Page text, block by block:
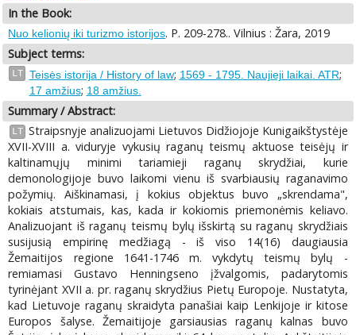
In the Book:
Nuo kelionių iki turizmo istorijos. P. 209-278.. Vilnius : Žara, 2019
Subject terms:
LT Teisės istorija / History of law; 1569 - 1795. Naujieji laikai. ATR;
17 amžius; 18 amžius.
Summary / Abstract:
LT Straipsnyje analizuojami Lietuvos Didžiojoje Kunigaikštystėje
XVII-XVIII a. viduryje vykusių raganų teismų aktuose teisėjų ir
kaltinamųjų minimi tariamieji raganų skrydžiai, kurie
demonologijoje buvo laikomi vienu iš svarbiausių raganavimo
požymių. Aiškinamasi, į kokius objektus buvo „skrendama",
kokiais atstumais, kas, kada ir kokiomis priemonėmis keliavo.
Analizuojant iš raganų teismų bylų išskirtą su raganų skrydžiais
susijusią empirinę medžiagą - iš viso 14(16) daugiausia
Žemaitijos regione 1641-1746 m. vykdytų teismų bylų -
remiamasi Gustavo Henningseno įžvalgomis, padarytomis
tyrinėjant XVII a. pr. raganų skrydžius Pietų Europoje. Nustatyta,
kad Lietuvoje raganų skraidyta panašiai kaip Lenkijoje ir kitose
Europos šalyse. Žemaitijoje garsiausias raganų kalnas buvo